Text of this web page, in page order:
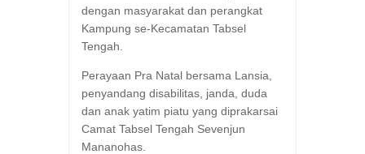
dengan masyarakat dan perangkat
Kampung se-Kecamatan Tabsel
Tengah.
Perayaan Pra Natal bersama Lansia,
penyandang disabilitas, janda, duda
dan anak yatim piatu yang diprakarsai
Camat Tabsel Tengah Sevenjun
Mananohas.